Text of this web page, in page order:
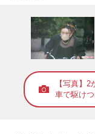
【写真】
車で駆け